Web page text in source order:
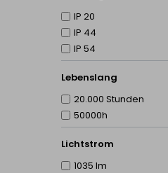
IP 20
IP 44
IP 54
Lebenslang
20.000 Stunden
50000h
Lichtstrom
1035 lm